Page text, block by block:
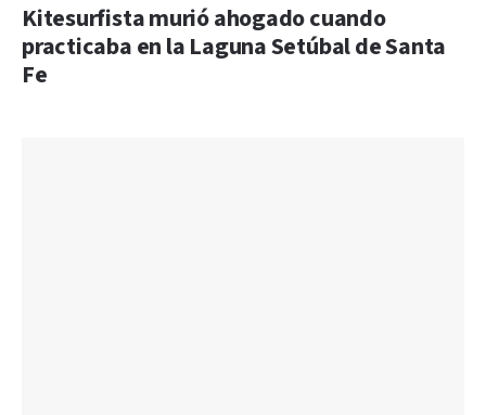
Kitesurfista murió ahogado cuando
practicaba en la Laguna Setúbal de Santa
Fe